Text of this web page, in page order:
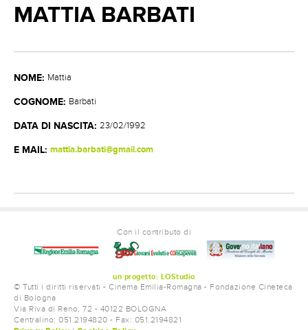
REGISTI
MATTIA BARBATI
NOME: Mattia
COGNOME: Barbati
DATA DI NASCITA: 23/02/1992
E MAIL: mattia.barbati@gmail.com
Con il contributo di
un progetto: LOStudio
© Tutti i diritti riservati - Cinema Emilia-Romagna - Fondazione Cineteca
di Bologna
Via Riva di Reno, 72 - 40122 BOLOGNA
Centralino: 051.2194820 - Fax: 051.2194821